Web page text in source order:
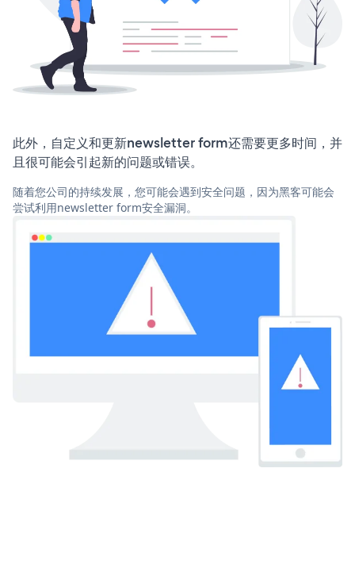
此外，自定义和更新newsletter form还需要更多时间，并
且很可能会引起新的问题或错误。
随着您公司的持续发展，您可能会遇到安全问题，因为黑客可能会
尝试利用newsletter form安全漏洞。